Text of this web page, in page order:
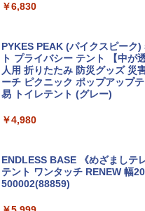
￥713
￥2,479
力的な町 2026～2027 地球の歩
￥6,830
PYKES PEAK (パイクスピーク)
ト プライバシー テント 【中が
人用 折りたたみ 防災グッズ 災
ーチ ピクニック ポップアップ
易 トイレテント (グレー)
￥4,980
ENDLESS BASE 《めざましテ
テント ワンタッチ RENEW 幅
500002(88859)